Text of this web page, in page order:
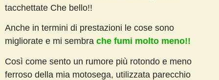
tacchettate Che bello!!
Anche in termini di prestazioni le cose sono
migliorate e mi sembra che fumi molto meno!!
Così come sento un rumore più rotondo e meno
ferroso della mia motosega, utilizzata parecchio